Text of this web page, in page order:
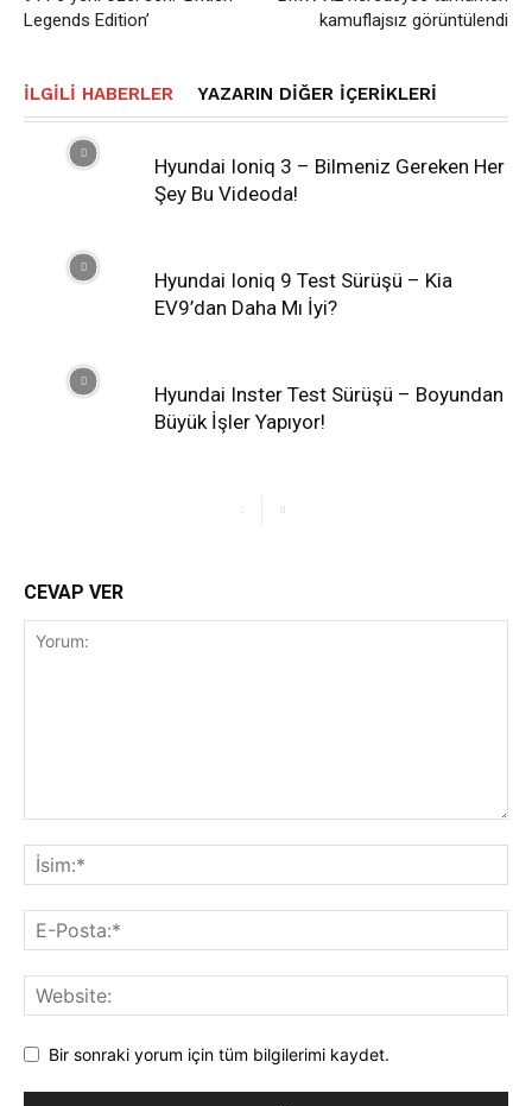
Legends Edition’
kamuflajsız görüntülendi
İLGILI HABERLER YAZARIN DIĞER İÇERIKLERI
Hyundai Ioniq 3 – Bilmeniz Gereken Her
Şey Bu Videoda!
Hyundai Ioniq 9 Test Sürüşü – Kia
EV9’dan Daha Mı İyi?
Hyundai Inster Test Sürüşü – Boyundan
Büyük İşler Yapıyor!
CEVAP VER
Bir sonraki yorum için tüm bilgilerimi kaydet.